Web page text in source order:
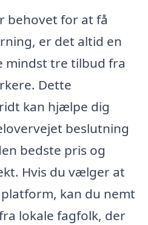
behovet for at få
er det altid en
mindst tre tilbud fra
Dette
kan hjælpe dig
beslutning
bedste pris og
Hvis du vælger at
kan du nemt
lokale fagfolk, der